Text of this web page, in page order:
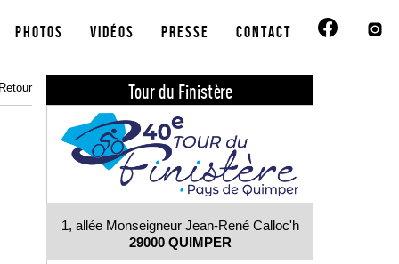
Photos Vidéos Presse Contact
Tour du Finistère
1, allée Monseigneur Jean-René Calloc'h
29000 QUIMPER